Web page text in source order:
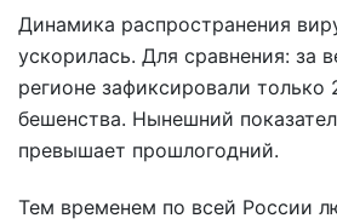
Динамика распространения
ускорилась. Для сравнения: за
регионе зафиксировали только
бешенства. Нынешний
превышает прошлогодний.
Тем временем по всей России